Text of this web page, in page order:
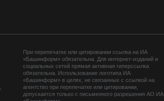
При перепечатке или цитировании ссылка на ИА
«Башинформ» обязательна. Для интернет-изданий и
социальных сетей прямая активная гиперссылка
обязательна. Использование логотипа ИА
«Башинформ» в целях, не связанных с ссылкой на
агентство при перепечатке или цитировании,
допускается только с письменного разрешения АО ИА